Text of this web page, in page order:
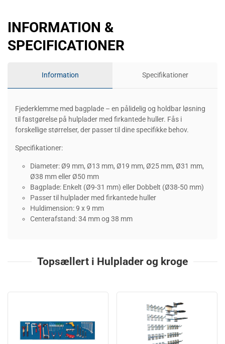
INFORMATION &
SPECIFICATIONER
Information Specifikationer
Fjederklemme med bagplade – en pålidelig og holdbar løsning
til fastgørelse på hulplader med firkantede huller. Fås i
forskellige størrelser, der passer til dine specifikke behov.
Specifikationer:
Diameter: Ø9 mm, Ø13 mm, Ø19 mm, Ø25 mm, Ø31 mm,
Ø38 mm eller Ø50 mm
Bagplade: Enkelt (Ø9-31 mm) eller Dobbelt (Ø38-50 mm)
Passer til hulplader med firkantede huller
Huldimension: 9 x 9 mm
Centerafstand: 34 mm og 38 mm
Topsællert i Hulplader og kroge